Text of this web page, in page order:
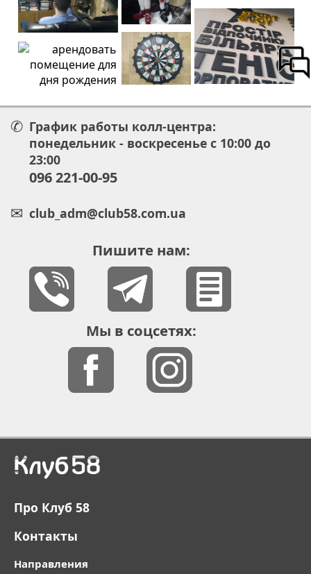
График работы колл-центра:
понедельник - воскресенье с 10:00 до
23:00
096 221-00-95
club_adm@club58.com.ua
Пишите нам:
Мы в соцсетях:
Про Клуб 58
Контакты
Направления